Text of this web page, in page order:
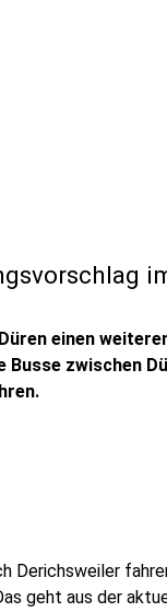
einen
zwischen
Derichsweiler
geht aus der